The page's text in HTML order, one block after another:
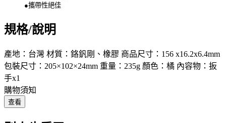
●攜帶性絕佳
規格/說明
產地：台灣 材質：鉻釩剛、橡膠 商品尺寸：156 x16.2x6.4mm
包裝尺寸：205×102×24mm 重量：235g 顏色：橘 內容物：扳
手x1
購物須知
查看